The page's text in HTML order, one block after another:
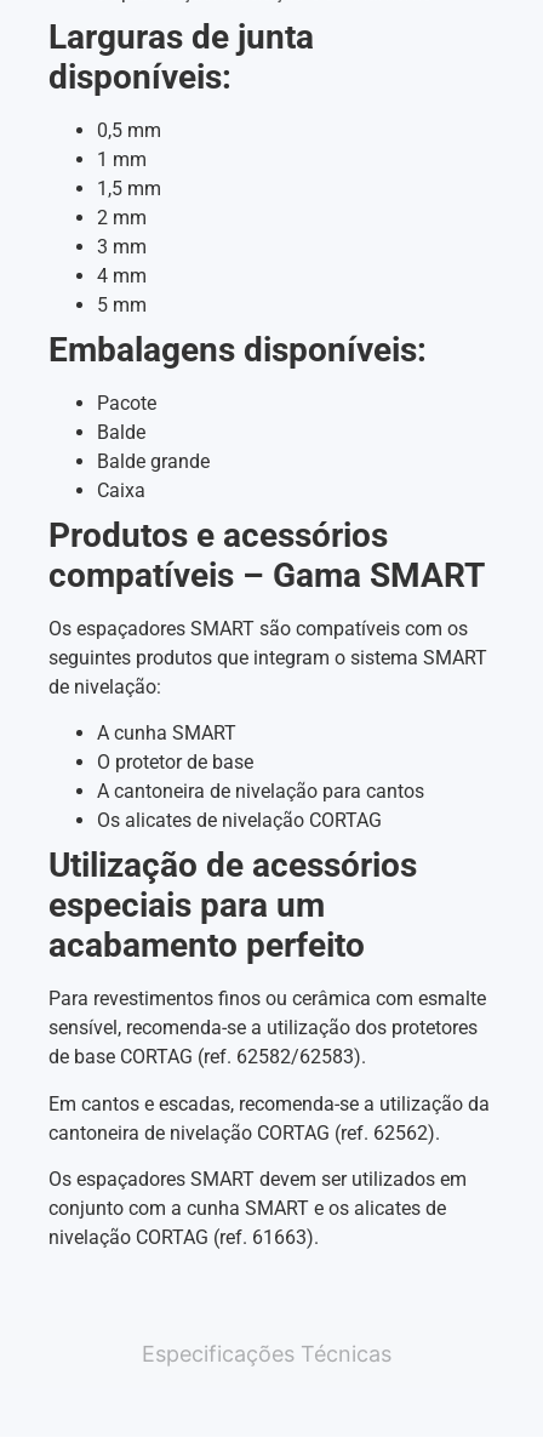
Especificações Técnicas
Larguras de junta
disponíveis:
0,5 mm
1 mm
1,5 mm
2 mm
3 mm
4 mm
5 mm
Embalagens disponíveis:
Pacote
Balde
Balde grande
Caixa
Produtos e acessórios
compatíveis – Gama SMART
Os espaçadores SMART são compatíveis com os
seguintes produtos que integram o sistema SMART
de nivelação:
A cunha SMART
O protetor de base
A cantoneira de nivelação para cantos
Os alicates de nivelação CORTAG
Utilização de acessórios
especiais para um
acabamento perfeito
Para revestimentos finos ou cerâmica com esmalte
sensível, recomenda-se a utilização dos protetores
de base CORTAG (ref. 62582/62583).
Em cantos e escadas, recomenda-se a utilização da
cantoneira de nivelação CORTAG (ref. 62562).
Os espaçadores SMART devem ser utilizados em
conjunto com a cunha SMART e os alicates de
nivelação CORTAG (ref. 61663).